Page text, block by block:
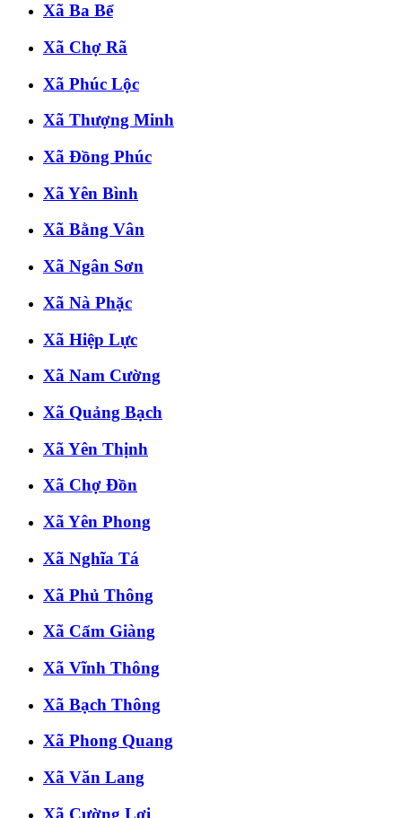
Xã Ba Bể
Xã Chợ Rã
Xã Phúc Lộc
Xã Thượng Minh
Xã Đồng Phúc
Xã Yên Bình
Xã Bằng Vân
Xã Ngân Sơn
Xã Nà Phặc
Xã Hiệp Lực
Xã Nam Cường
Xã Quảng Bạch
Xã Yên Thịnh
Xã Chợ Đồn
Xã Yên Phong
Xã Nghĩa Tá
Xã Phủ Thông
Xã Cẩm Giàng
Xã Vĩnh Thông
Xã Bạch Thông
Xã Phong Quang
Xã Văn Lang
Xã Cường Lợi